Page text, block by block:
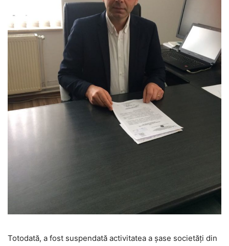
Totodată, a fost suspendată activitatea a șase societăți din